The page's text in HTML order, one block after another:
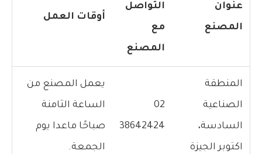
عنوان
المصنع
التواصل
مع
المصنع
أوقات العمل
المنطقة
الصناعية
السادسة،
اكتوبر الجيزة
02
38642424
يعمل المصنع من
الساعة الثامنة
صباحًا ماعدا يوم
الجمعة.